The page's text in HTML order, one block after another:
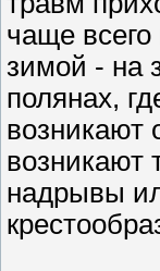
чаще
зимой - на
полянах,
возникают
возникают
надрывы